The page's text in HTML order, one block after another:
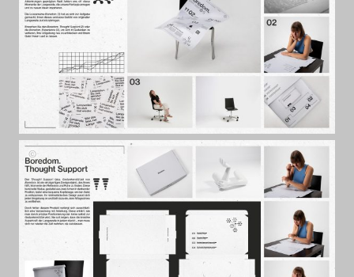
Elias
Hansbauer
Board
Boredom.
von
Elias
Hansbauer
Board